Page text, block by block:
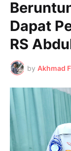
Dapat
RS
by Akhmad